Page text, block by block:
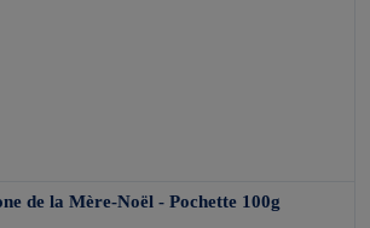
de la Mère-Noël - Pochette 100g